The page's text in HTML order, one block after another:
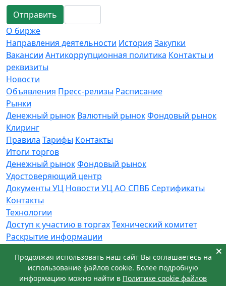
Отправить
О бирже
Направления деятельности История Закупки
Вакансии Антикоррупционная политика Контакты и
реквизиты
Новости
Объявления Пресс-релизы Расписание
Рынки
Денежный рынок Валютный рынокФондовый рынок
Клиринг
Правила Тарифы Контакты
Итоги торгов
Денежный рынокФондовый рынок
Удостоверяющий центр
Документы УЦ Новости УЦ АО СПВБ Сертификаты
Контакты
Технологии
Доступ к участию в торгахТехнический комитет
Раскрытие информации
Обращения Заявка в техническую поддержку
© АО СПВБ 2016-2026. Все права защищены.
Продолжая использовать наш сайт Вы соглашаетесь на
использование файлов cookie. Более подробную
информацию можно найти в Политике cookie файлов